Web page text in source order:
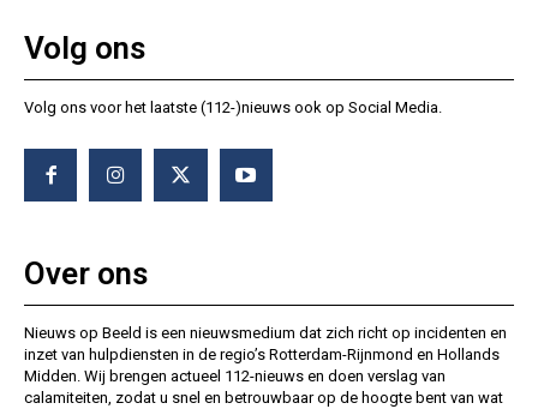
Volg ons
Volg ons voor het laatste (112-)nieuws ook op Social Media.
Over ons
Nieuws op Beeld is een nieuwsmedium dat zich richt op incidenten en
inzet van hulpdiensten in de regio’s Rotterdam-Rijnmond en Hollands
Midden. Wij brengen actueel 112-nieuws en doen verslag van
calamiteiten, zodat u snel en betrouwbaar op de hoogte bent van wat